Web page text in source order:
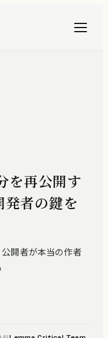
を再公開す
者の鍵を
開者が本当の作者